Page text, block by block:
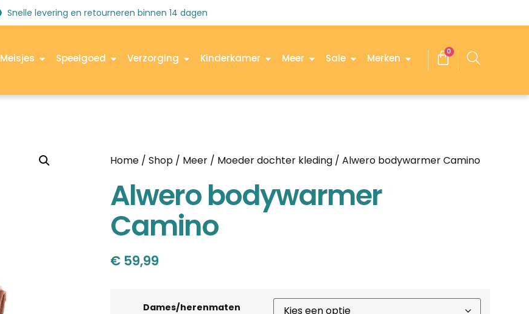
Snelle levering en retourneren binnen 14 dagen
Meisjes Speelgoed Verzorging Kinderkamer Meer Sale Merken
0
Home / Shop / Meer / Moeder dochter kleding / Alwero bodywarmer Camino
Alwero bodywarmer
Camino
€ 59,99
Dames/herenmaten